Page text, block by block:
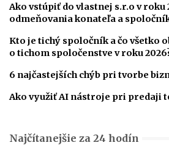
Ako vstúpiť do vlastnej s.r.o v roku
odmeňovania konateľa a
Kto je tichý spoločník a čo všetko
o tichom spoločenstve v roku
6 najčastejších chýb pri tvorbe
Ako využiť AI nástroje pri predaji
Najčítanejšie za 24 hodín